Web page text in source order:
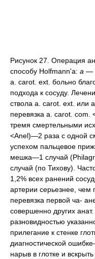
Рисунок 27. Операция
способу Holfmann'a: a —
a. carot. ext. больно
подхода к сосуду.
ствола a. carot. ext. или
перевязка a. carot.
тремя смертельными
<Anel)—2 раза с одной
успехом пальцевое
мешка—1 случай
случай (по Тихову).
1,2% всех ранений
артерии серьезнее, чем
перевязка первой ча-
совершенно других
разновидностью
прилегание к стенке
диагностической
нарыв в глотке и